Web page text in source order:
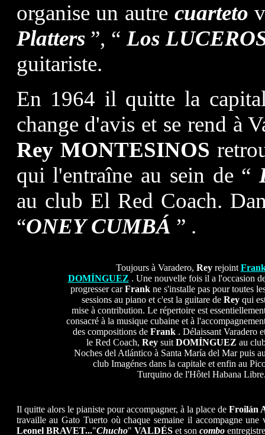
organise un autre cuarteto
Platters ”, “ Los
guitariste.
En 1964 il quitte la
change d'avis et se rend à
Rey MONTESINOS
qui l'entraîne au sein de “
au club El Red Coach.
“ONEY CUMBÁ ” .
Toujours à Varadero, Rey rejoint
DOMÍNGUEZ . Une nouvelle fois il a l'occasion
progresser carFrank ne s'installe pas pour toutes
sessions au piano et c'est la guitare de Rey qui
mise à contribution. Le répertoire est
consacré à la musique cubaine et à
des compositions de Frank . Délaissant Varadero
le Red Coach, Rey suit DOMÍNGUEZ au
Noches del Atlántico à Santa María del Mar puis
club Imagénes dans la capitale et enfin au
Turquino de l'Hôtel Habana
Il quitte alors le pianiste pour accompagner, à la place de Froilán
travaille au Gato Tuerto où chaque semaine il accompagne
Leonel BRAVET..."Chucho" VALDÉSet son combo